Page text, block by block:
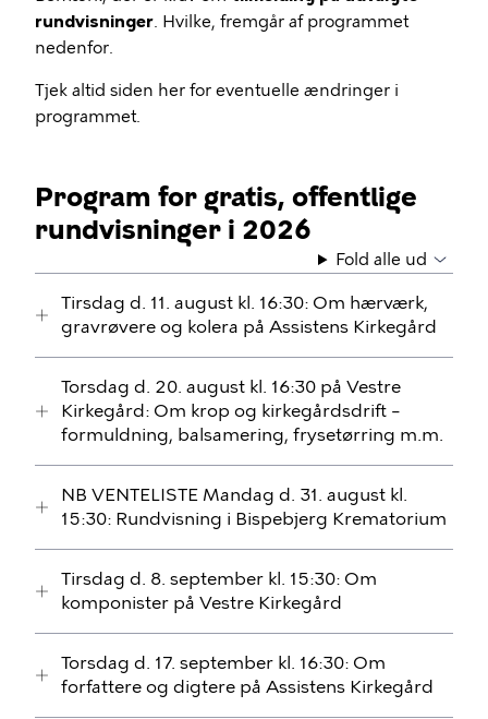
rundvisninger. Hvilke, fremgår af programmet
nedenfor.
Tjek altid siden her for eventuelle ændringer i
programmet.
Program for gratis, offentlige
rundvisninger i 2026
Fold alle ud
Tirsdag d. 11. august kl. 16:30: Om hærværk,
gravrøvere og kolera på Assistens Kirkegård
Torsdag d. 20. august kl. 16:30 på Vestre
Kirkegård: Om krop og kirkegårdsdrift –
formuldning, balsamering, frysetørring m.m.
NB VENTELISTE Mandag d. 31. august kl.
15:30: Rundvisning i Bispebjerg Krematorium
Tirsdag d. 8. september kl. 15:30: Om
komponister på Vestre Kirkegård
Torsdag d. 17. september kl. 16:30: Om
forfattere og digtere på Assistens Kirkegård